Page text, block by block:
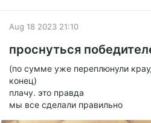
Aug 18 2023 21:10
проснуться
(по сумме уже переплюнули
конец)
плачу. это правда
мы все сделали правильно